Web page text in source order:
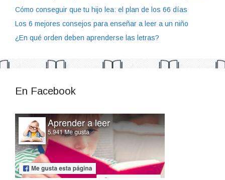
Cómo conseguir que tu hijo lea: el plan de los 66 días
Los 6 mejores consejos para enseñar a leer a un niño
¿En qué orden deben aprenderse las letras?
En Facebook